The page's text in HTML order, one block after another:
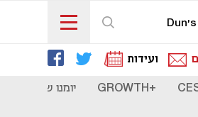
ועידות
+GROWTH יומנו של